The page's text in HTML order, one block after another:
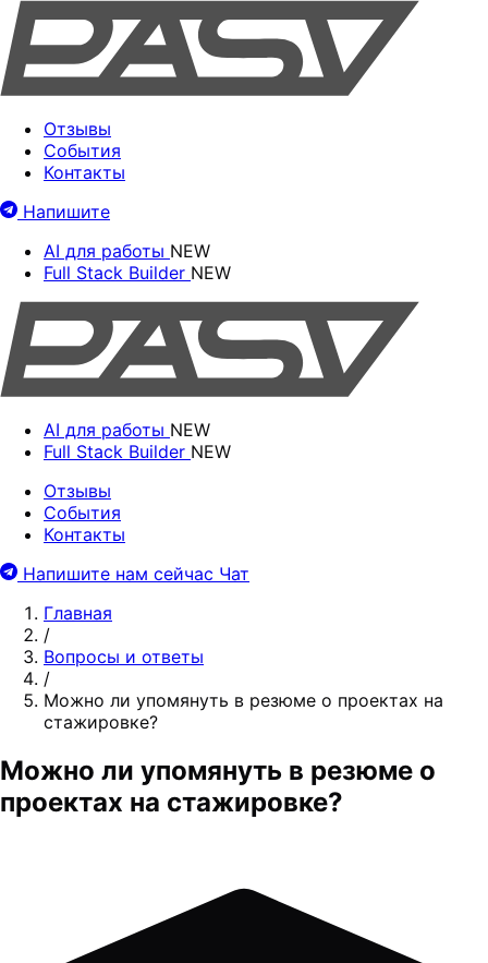
Отзывы
События
Контакты
Напишите
AI для работы NEW
Full Stack Builder NEW
AI для работы NEW
Full Stack Builder NEW
Отзывы
События
Контакты
Напишите нам сейчас Чат
Главная
/
Вопросы и ответы
/
Можно ли упомянуть в резюме о проектах на
стажировке?
Можно ли упомянуть в резюме о
проектах на стажировке?